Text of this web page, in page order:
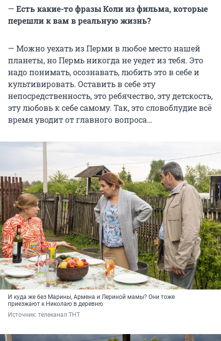
— Есть какие-то фразы Коли из фильма, которые
перешли к вам в реальную жизнь?
— Можно уехать из Перми в любое место нашей
планеты, но Пермь никогда не уедет из тебя. Это
надо понимать, осознавать, любить это в себе и
культивировать. Оставить в себе эту
непосредственность, это ребячество, эту детскость,
эту любовь к себе самому. Так, это словоблудие всё
время уводит от главного вопроса…
И куда же без Марины, Армена и Лериной мамы? Они тоже
приезжают к Николаю в деревню
Источник: телеканал ТНТ